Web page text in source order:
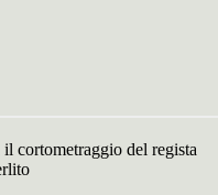
cortometraggio del regista